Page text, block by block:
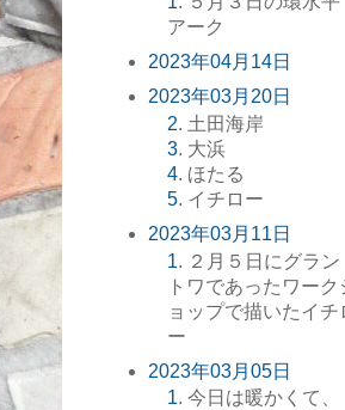
アーク
2023年04月14日
2023年03月20日
2. 土田海岸
3. 大浜
4. ほたる
5. イチロー
2023年03月11日
1. ２月５日にグラン
トワであったワーク
ョップで描いたイチ
ー
2023年03月05日
1. 今日は暖かくて、